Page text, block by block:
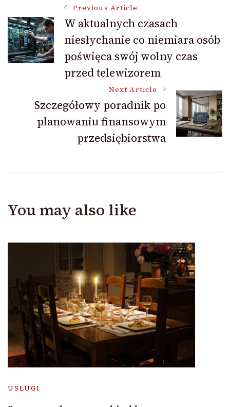
Post
Navigation
Previous Article
W aktualnych czasach
niesłychanie co niemiara osób
poświęca swój wolny czas
przed telewizorem
Next Article
Szczegółowy poradnik po
planowaniu finansowym
przedsiębiorstwa
You may also like
USŁUGI